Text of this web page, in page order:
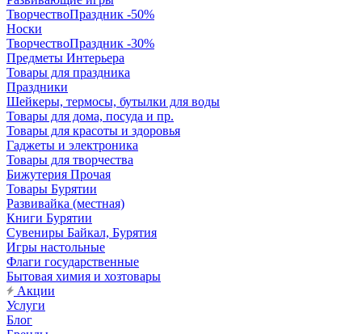
ТворчествоПраздник -50%
Носки
ТворчествоПраздник -30%
Предметы Интерьера
Товары для праздника
Праздники
Шейкеры, термосы, бутылки для воды
Товары для дома, посуда и пр.
Товары для красоты и здоровья
Гаджеты и электроника
Товары для творчества
Бижутерия Прочая
Товары Бурятии
Развивайка (местная)
Книги Бурятии
Сувениры Байкал, Бурятия
Игры настольные
Флаги государственные
Бытовая химия и хозтовары
Акции
Услуги
Блог